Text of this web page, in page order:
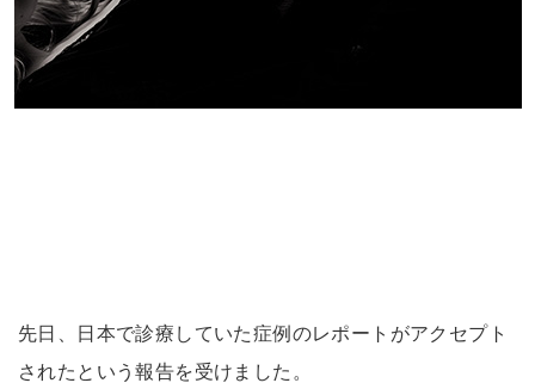
先日、日本で診療していた症例のレポートがアクセプト
されたという報告を受けました。